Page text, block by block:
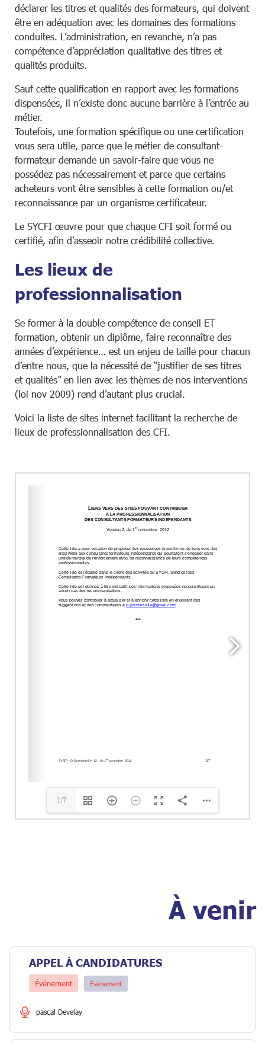
déclarer les titres et qualités des formateurs, qui doivent
être en adéquation avec les domaines des formations
conduites. L’administration, en revanche, n’a pas
compétence d’appréciation qualitative des titres et
qualités produits.
Sauf cette qualification en rapport avec les formations
dispensées, il n’existe donc aucune barrière à l’entrée au
métier.
Toutefois, une formation spécifique ou une certification
vous sera utile, parce que le métier de consultant-
formateur demande un savoir-faire que vous ne
possédez pas nécessairement et parce que certains
acheteurs vont être sensibles à cette formation ou/et
reconnaissance par un organisme certificateur.
Le SYCFI œuvre pour que chaque CFI soit formé ou
certifié, afin d’asseoir notre crédibilité collective.
Les lieux de
professionnalisation
Se former à la double compétence de conseil ET
formation, obtenir un diplôme, faire reconnaître des
années d’expérience… est un enjeu de taille pour chacun
d’entre nous, que la nécessité de “justifier de ses titres
et qualités” en lien avec les thèmes de nos interventions
(loi nov 2009) rend d’autant plus crucial.
Voici la liste de sites internet facilitant la recherche de
lieux de professionnalisation des CFI.
1/7
À venir
APPEL À CANDIDATURES
Événement Évènement